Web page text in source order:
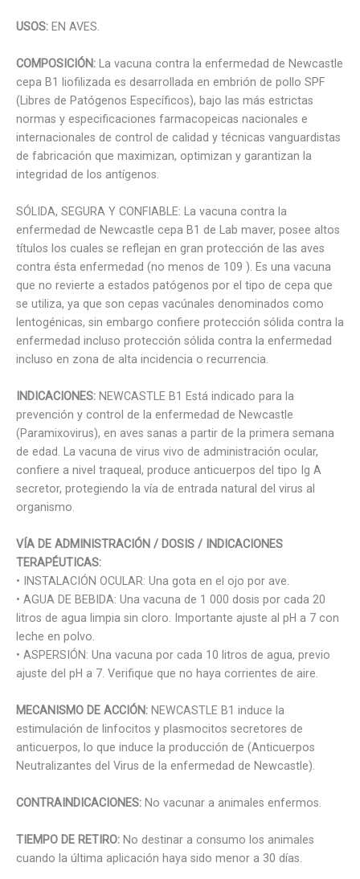
USOS: EN AVES.
COMPOSICIÓN: La vacuna contra la enfermedad de Newcastle
cepa B1 liofilizada es desarrollada en embrión de pollo SPF
(Libres de Patógenos Específicos), bajo las más estrictas
normas y especificaciones farmacopeicas nacionales e
internacionales de control de calidad y técnicas vanguardistas
de fabricación que maximizan, optimizan y garantizan la
integridad de los antígenos.
SÓLIDA, SEGURA Y CONFIABLE: La vacuna contra la
enfermedad de Newcastle cepa B1 de Lab maver, posee altos
títulos los cuales se reflejan en gran protección de las aves
contra ésta enfermedad (no menos de 109 ). Es una vacuna
que no revierte a estados patógenos por el tipo de cepa que
se utiliza, ya que son cepas vacúnales denominados como
lentogénicas, sin embargo confiere protección sólida contra la
enfermedad incluso protección sólida contra la enfermedad
incluso en zona de alta incidencia o recurrencia.
INDICACIONES: NEWCASTLE B1 Está indicado para la
prevención y control de la enfermedad de Newcastle
(Paramixovirus), en aves sanas a partir de la primera semana
de edad. La vacuna de virus vivo de administración ocular,
confiere a nivel traqueal, produce anticuerpos del tipo Ig A
secretor, protegiendo la vía de entrada natural del virus al
organismo.
VÍA DE ADMINISTRACIÓN / DOSIS / INDICACIONES
TERAPÉUTICAS:
• INSTALACIÓN OCULAR: Una gota en el ojo por ave.
• AGUA DE BEBIDA: Una vacuna de 1 000 dosis por cada 20
litros de agua limpia sin cloro. Importante ajuste al pH a 7 con
leche en polvo.
• ASPERSIÓN: Una vacuna por cada 10 litros de agua, previo
ajuste del pH a 7. Verifique que no haya corrientes de aire.
MECANISMO DE ACCIÓN: NEWCASTLE B1 induce la
estimulación de linfocitos y plasmocitos secretores de
anticuerpos, lo que induce la producción de (Anticuerpos
Neutralizantes del Virus de la enfermedad de Newcastle).
CONTRAINDICACIONES: No vacunar a animales enfermos.
TIEMPO DE RETIRO: No destinar a consumo los animales
cuando la última aplicación haya sido menor a 30 días.